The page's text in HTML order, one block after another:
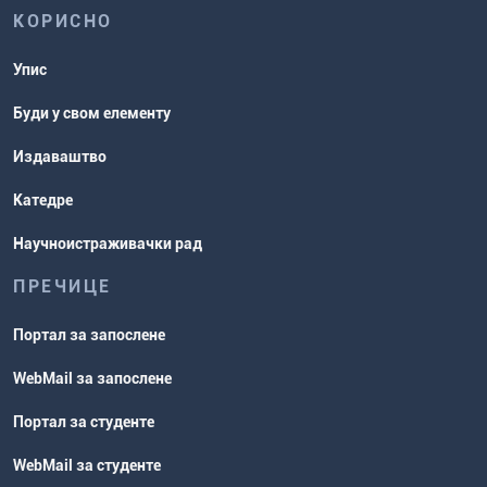
КОРИСНО
Упис
Буди у свом елементу
Издаваштво
Катедре
Научноистраживачки рад
ПРЕЧИЦЕ
Портал за запослене
WebMail за запослене
Портал за студенте
WebMail за студенте